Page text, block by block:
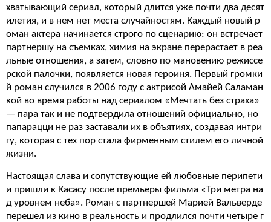
хватывающий сериал, который длится уже почти два десят
илетия, и в нем нет места случайностям. Каждый новый р
оман актера начинается строго по сценарию: он встречает
партнершу на съемках, химия на экране перерастает в реа
льные отношения, а затем, словно по мановению режиссе
рской палочки, появляется новая героиня. Первый громки
й роман случился в 2006 году с актрисой Амайей Саламан
кой во время работы над сериалом «Мечтать без страха»
— пара так и не подтвердила отношений официально, но
папарацци не раз заставали их в объятиях, создавая интри
гу, которая с тех пор стала фирменным стилем его личной
жизни.
Настоящая слава и сопутствующие ей любовные перипети
и пришли к Касасу после премьеры фильма «Три метра на
д уровнем неба». Роман с партнершей Марией Вальверде
перешел из кино в реальность и продлился почти четыре г